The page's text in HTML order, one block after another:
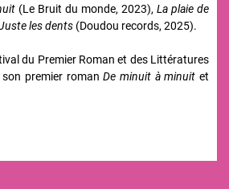
(Le Bruit du monde, 2023), La plaie de
les dents (Doudou records, 2025).
du Premier Roman et des Littératures
son premier romanDe minuit à minuitet